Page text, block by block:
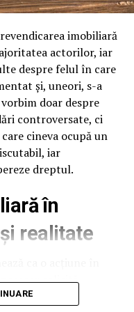
camerelor, senzorii,
vopsea mata. Spuma
si nu ataca aceste
fie la presiune
apa sub capace.
care distribuie apa
Aceste setari sunt
riscul de
regim
Fata de un program
imobiliară
actorilor, iar
despre felul în care
și, uneori, s-a
doar despre
controversate, ci
cineva ocupă un
iar
dreptul.
în
realitate
solicită
neproprietar. Simplu